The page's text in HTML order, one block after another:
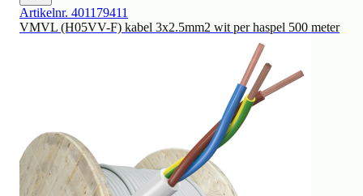
Artikelnr. 401179411
VMVL (H05VV-F) kabel 3x2.5mm2 wit per haspel 500 meter